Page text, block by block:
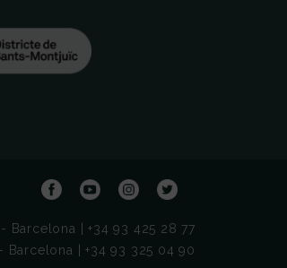
Barcelona | +34 93 425 28 77
Barcelona | +34 93 325 04 90